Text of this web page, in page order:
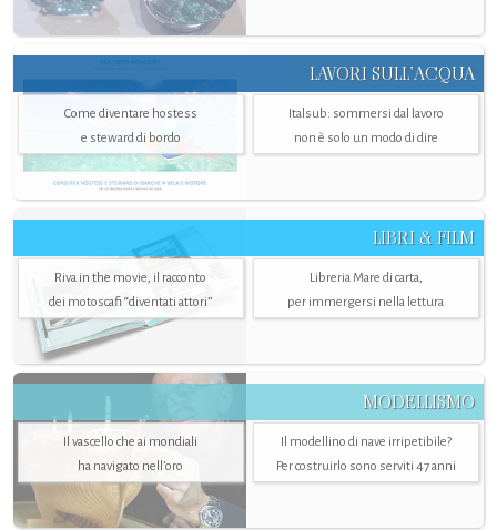
LAVORI SULL’ACQUA
Come diventare hostess
e steward di bordo
Italsub: sommersi dal lavoro
non è solo un modo di dire
LIBRI & FILM
Riva in the movie, il racconto
dei motoscafi “diventati attori”
Libreria Mare di carta,
per immergersi nella lettura
MODELLISMO
Il vascello che ai mondiali
ha navigato nell’oro
Il modellino di nave irripetibile?
Per costruirlo sono serviti 47 anni